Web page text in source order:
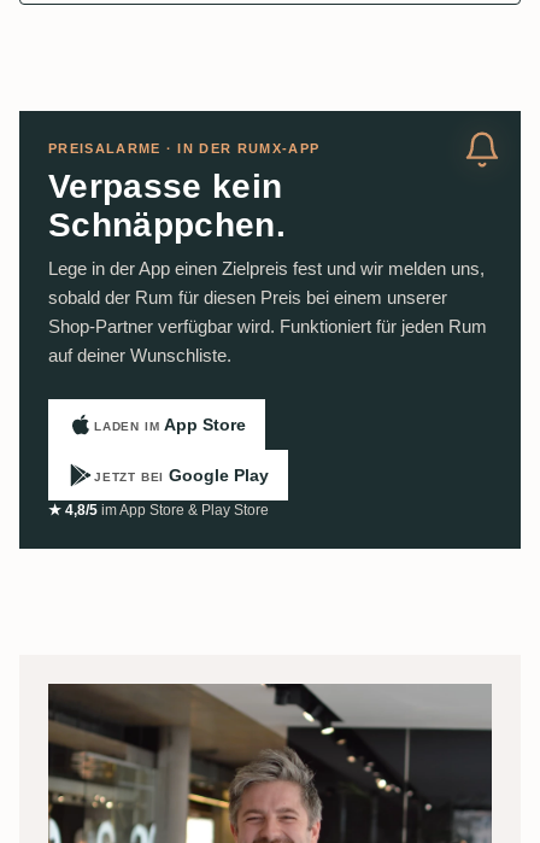
PREISALARME · IN DER RUMX-APP
Verpasse kein
Schnäppchen.
Lege in der App einen Zielpreis fest und wir melden uns,
sobald der Rum für diesen Preis bei einem unserer
Shop-Partner verfügbar wird. Funktioniert für jeden Rum
auf deiner Wunschliste.
LADEN IM App Store
JETZT BEI Google Play
★ 4,8/5 im App Store & Play Store